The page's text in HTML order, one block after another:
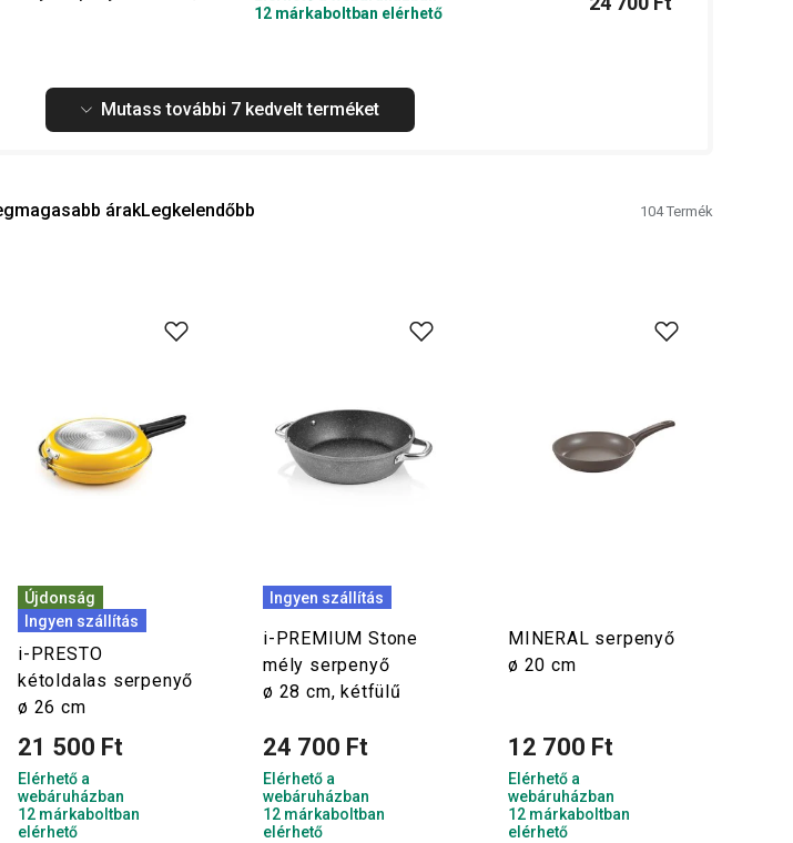
12 márkaboltban elérhető
Mutass további 7 kedvelt terméket
árakLegkelendőbb 104Termék
Újdonság
Ingyen szállítás
i-PRESTO
kétoldalas serpenyő
ø 26 cm
21 500 Ft
Elérhető a
webáruházban
12 márkaboltban
elérhető
Ingyen szállítás
i-PREMIUM Stone
mély serpenyő
ø 28 cm, kétfülű
24 700 Ft
Elérhető a
webáruházban
12 márkaboltban
elérhető
MINERAL serpenyő
ø 20 cm
12 700 Ft
Elérhető a
webáruházban
12 márkaboltban
elérhető